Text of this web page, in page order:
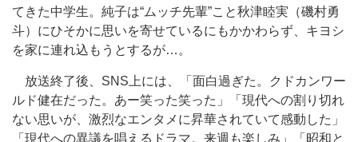
てきた中学生。純子は“ムッチ先輩”こと秋津睦実（磯村勇
斗）にひそかに思いを寄せているにもかかわらず、キヨシ
を家に連れ込もうとするが…。
放送終了後、SNS上には、「面白過ぎた。クドカンワー
ルド健在だった。あー笑った笑った」「現代への割り切れ
ない思いが、激烈なエンタメに昇華されていて感動した」
「現代への異議を唱えるドラマ。来週も楽しみ」「昭和と